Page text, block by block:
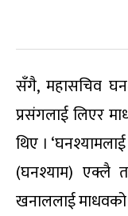
सँगै, महासचिव
प्रसंगलाई लिएर
थिए ।
(घनश्याम) एक्लै
खनाललाई माधवको